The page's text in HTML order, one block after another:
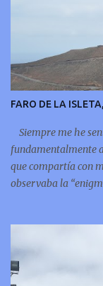
FARO DE LA
Siempre me he
fundamentalmente
que compartía con
observaba la
de La Isleta: La
Colorada.